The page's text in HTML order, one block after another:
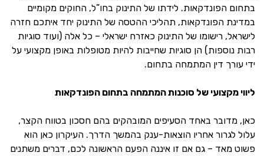
בתחום הפונדקאות. לידתו של התינוק בחו”ל, החוקים מקומיים
במדינת הפונדקאות, תהליכי ההטסה של התינוק יחד איתכם חזרה
לישראל, רישומו של התינוק כאזרח ישראלי – כל אלה (ועוד סוגיות
רבות נוספות) הן סוגיות שחייבות להיות מטופלות באופן מקצועי על
ידי עורך דין המתמחה בתחום.
ליווי מקצועי של סוכנות המתמחה בתחום הפונדקאות
כאן, מדובר באחד הסעיפים המובהקים בהם חסכון בטווח הקצר,
עלול לגרור אחריו הוצאות-ענק בהמשך הדרך. העיקרון כאן הוא
פשוט מאד – גם אם זו איננה הפעם הראשונה לכם, דברים משתנים